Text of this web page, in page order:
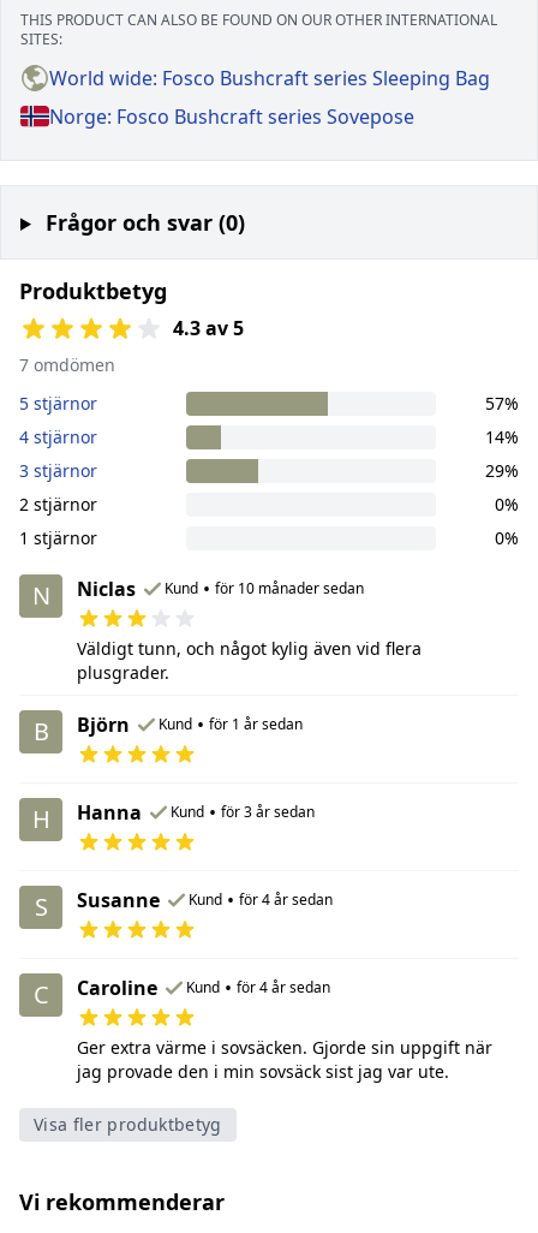
THIS PRODUCT CAN ALSO BE FOUND ON OUR OTHER INTERNATIONAL
SITES:
World wide: Fosco Bushcraft series Sleeping Bag
Norge: Fosco Bushcraft series Sovepose
Frågor och svar (0)
Produktbetyg
4.3 av 5
7 omdömen
5 stjärnor
57%
4 stjärnor
14%
3 stjärnor
29%
2 stjärnor
0%
1 stjärnor
0%
N Niclas Kund • för 10 månader sedan
Väldigt tunn, och något kylig även vid flera
plusgrader.
B Björn Kund • för 1 år sedan
H Hanna Kund • för 3 år sedan
S Susanne Kund • för 4 år sedan
C Caroline Kund • för 4 år sedan
Ger extra värme i sovsäcken. Gjorde sin uppgift när
jag provade den i min sovsäck sist jag var ute.
Visa fler produktbetyg
Vi rekommenderar